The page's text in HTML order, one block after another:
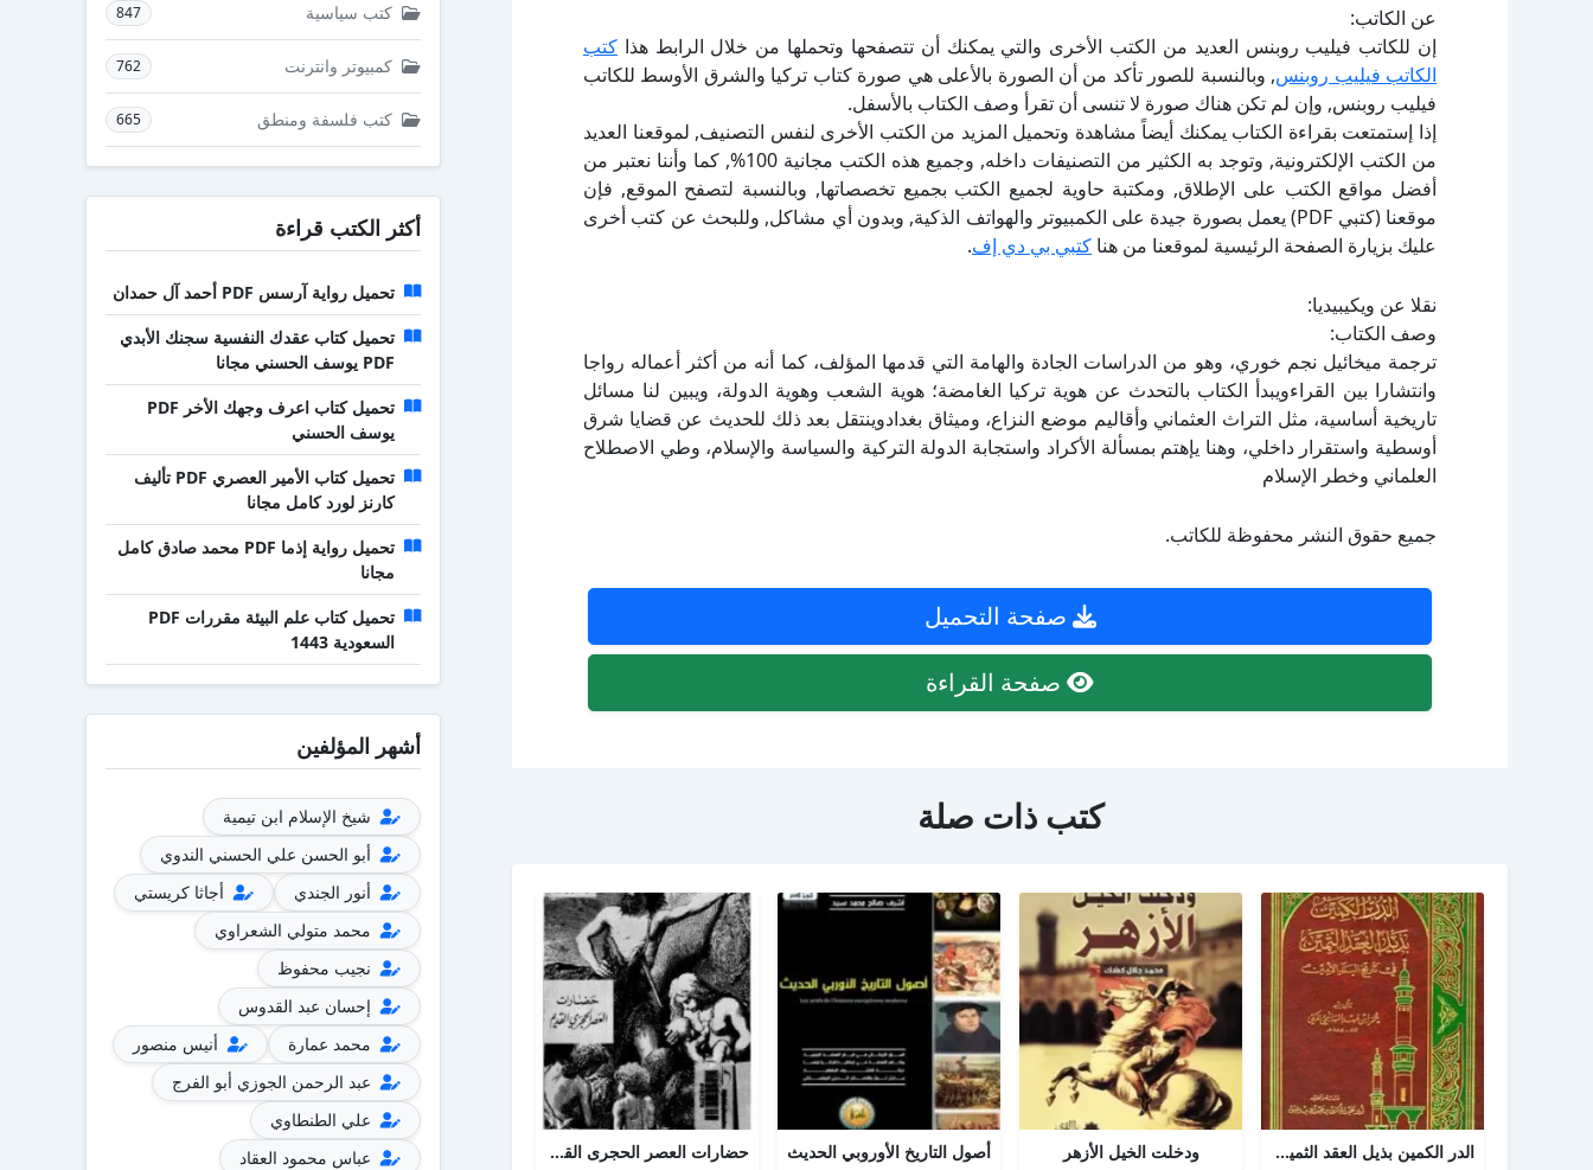
عن الكاتب:
إن للكاتب فيليب روبنس العديد من الكتب الأخرى والتي يمكنك أن تتصفحها وتحملها من خلال الرابط هذا كتب
الكاتب فيليب روبنس, وبالنسبة للصور تأكد من أن الصورة بالأعلى هي صورة كتاب تركيا والشرق الأوسط للكاتب
فيليب روبنس, وإن لم تكن هناك صورة لا تنسى أن تقرأ وصف الكتاب بالأسفل.
إذا إستمتعت بقراءة الكتاب يمكنك أيضاً مشاهدة وتحميل المزيد من الكتب الأخرى لنفس التصنيف, لموقعنا العديد
من الكتب الإلكترونية, وتوجد به الكثير من التصنيفات داخله, وجميع هذه الكتب مجانية 100%, كما وأننا نعتبر من
أفضل مواقع الكتب على الإطلاق, ومكتبة حاوية لجميع الكتب بجميع تخصصاتها, وبالنسبة لتصفح الموقع, فإن
موقعنا (كتبي PDF) يعمل بصورة جيدة على الكمبيوتر والهواتف الذكية, وبدون أي مشاكل, وللبحث عن كتب أخرى
عليك بزيارة الصفحة الرئيسية لموقعنا من هنا كتبي بي دي إف.
نقلا عن ويكيبيديا:
وصف الكتاب:
ترجمة ميخائيل نجم خوري، وهو من الدراسات الجادة والهامة التي قدمها المؤلف، كما أنه من أكثر أعماله رواجا
وانتشارا بين القراءويبدأ الكتاب بالتحدث عن هوية تركيا الغامضة؛ هوية الشعب وهوية الدولة، ويبين لنا مسائل
تاريخية أساسية، مثل التراث العثماني وأقاليم موضع النزاع، وميثاق بغدادوينتقل بعد ذلك للحديث عن قضايا شرق
أوسطية واستقرار داخلي، وهنا يإهتم بمسألة الأكراد واستجابة الدولة التركية والسياسة والإسلام، وطي الاصطلاح
العلماني وخطر الإسلام
جميع حقوق النشر محفوظة للكاتب.
صفحة التحميل
صفحة القراءة
كتب ذات صلة
الدر الكمين بذيل العقد الثمين في تاريخ البلد الأمين ودخلت الخيل الأزهر أصول التاريخ الأوروبي الحديث حضارات العصر الحجرى القديم
كتب سياسية 847
كمبيوتر وانترنت 762
كتب فلسفة ومنطق 665
أكثر الكتب قراءة
تحميل رواية آرسس PDF أحمد آل حمدان
تحميل كتاب عقدك النفسية سجنك الأبدي
PDF يوسف الحسني مجانا
تحميل كتاب اعرف وجهك الأخر PDF
يوسف الحسني
تحميل كتاب الأمير العصري PDF تأليف
كارنز لورد كامل مجانا
تحميل رواية إذما PDF محمد صادق كامل
مجانا
تحميل كتاب علم البيئة مقررات PDF
السعودية 1443
أشهر المؤلفين
شيخ الإسلام ابن تيمية
أبو الحسن علي الحسني الندوي
أنور الجندي
أجاثا كريستي
محمد متولي الشعراوي
نجيب محفوظ
إحسان عبد القدوس
محمد عمارة
أنيس منصور
عبد الرحمن الجوزي أبو الفرج
علي الطنطاوي
عباس محمود العقاد